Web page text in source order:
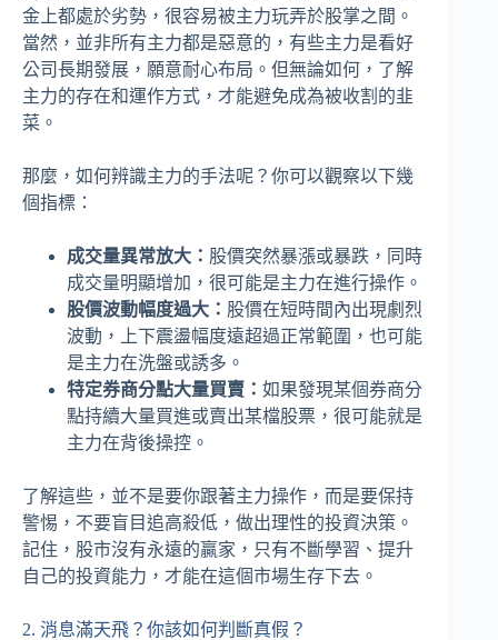
金上都處於劣勢，很容易被主力玩弄於股掌之間。
當然，並非所有主力都是惡意的，有些主力是看好
公司長期發展，願意耐心布局。但無論如何，了解
主力的存在和運作方式，才能避免成為被收割的韭
菜。
那麼，如何辨識主力的手法呢？你可以觀察以下幾
個指標：
成交量異常放大： 股價突然暴漲或暴跌，同時
成交量明顯增加，很可能是主力在進行操作。
股價波動幅度過大： 股價在短時間內出現劇烈
波動，上下震盪幅度遠超過正常範圍，也可能
是主力在洗盤或誘多。
特定券商分點大量買賣： 如果發現某個券商分
點持續大量買進或賣出某檔股票，很可能就是
主力在背後操控。
了解這些，並不是要你跟著主力操作，而是要保持
警惕，不要盲目追高殺低，做出理性的投資決策。
記住，股市沒有永遠的贏家，只有不斷學習、提升
自己的投資能力，才能在這個市場生存下去。
2. 消息滿天飛？你該如何判斷真假？